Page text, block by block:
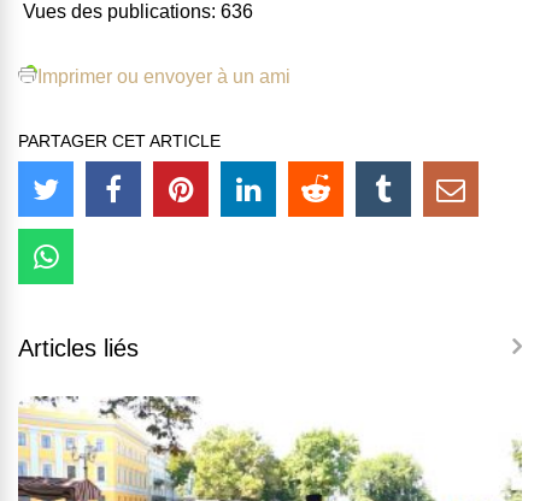
Vues des publications: 636
Imprimer ou envoyer à un ami
PARTAGER CET ARTICLE
Articles liés